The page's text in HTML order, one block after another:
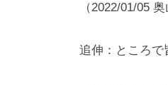
（2022/01/05 奥
追伸：ところで